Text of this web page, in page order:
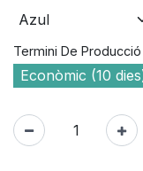
Termini De Producció
Econòmic (10